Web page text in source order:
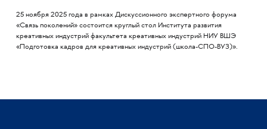
25 ноября 2025 года в рамках Дискуссионного экспертного форума
«Связь поколений» состоится круглый стол Института развития
креативных индустрий факультета креативных индустрий НИУ ВШЭ
«Подготовка кадров для креативных индустрий (школа-СПО-ВУЗ)».